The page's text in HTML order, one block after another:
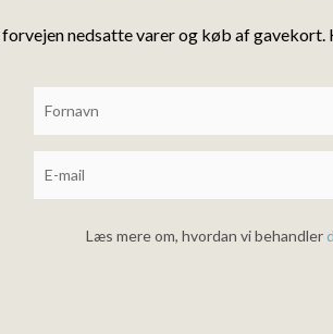
nedsatte varer og køb af gavekort.
Læs mere om, hvordan vi behandler